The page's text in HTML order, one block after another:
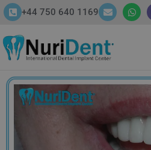
+44 750 640 1169 HOME